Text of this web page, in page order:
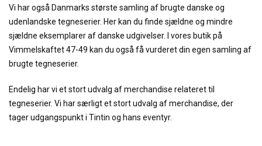
Vi har også Danmarks største samling af brugte danske og
udenlandske tegneserier. Her kan du finde sjældne og mindre
sjældne eksemplarer af danske udgivelser. I vores butik på
Vimmelskaftet 47-49 kan du også få vurderet din egen samling af
brugte tegneserier.
Endelig har vi et stort udvalg af merchandise relateret til
tegneserier. Vi har særligt et stort udvalg af merchandise, der
tager udgangspunkt i Tintin og hans eventyr.